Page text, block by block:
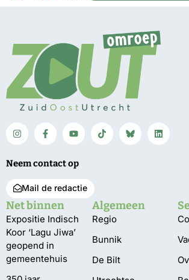
Neem contact op
Mail de redactie
Net binnen
Expositie Indisch
Koor ‘Lagu Jiwa’
geopend in
gemeentehuis
Algemeen
Regio
Bunnik
De Bilt